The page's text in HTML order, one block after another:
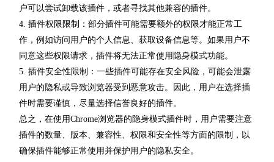
户可以尝试卸载该插件，或者寻找其他兼容的插件。
4. 插件权限限制：部分插件可能需要额外的权限才能正常工
作，例如访问用户的个人信息、获取设备信息等。如果用户不
同意这些权限请求，插件将无法正常使用隐身模式功能。
5. 插件安全性限制：一些插件可能存在安全风险，可能会泄露
用户的隐私或导致浏览器受到恶意攻击。因此，用户在选择插
件时需要谨慎，尽量选择信誉良好的插件。
总之，在使用Chrome浏览器的隐身模式插件时，用户需要注意
插件的数量、版本、兼容性、权限和安全性等方面的限制，以
确保插件能够正常使用并保护用户的隐私安全。